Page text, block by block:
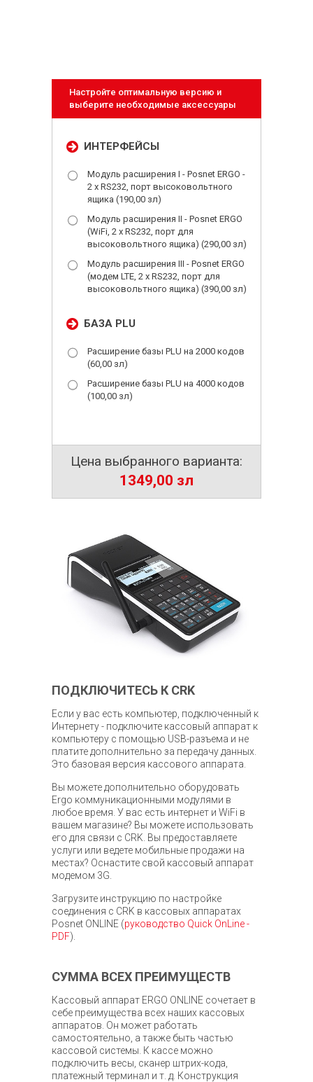
Настройте оптимальную версию и
выберите необходимые аксессуары
ИНТЕРФЕЙСЫ
Модуль расширения I - Posnet ERGO -
2 x RS232, порт высоковольтного
ящика (190,00 зл)
Модуль расширения II - Posnet ERGO
(WiFi, 2 x RS232, порт для
высоковольтного ящика) (290,00 зл)
Модуль расширения III - Posnet ERGO
(модем LTE, 2 x RS232, порт для
высоковольтного ящика) (390,00 зл)
БАЗА PLU
Расширение базы PLU на 2000 кодов
(60,00 зл)
Расширение базы PLU на 4000 кодов
(100,00 зл)
Цена выбранного варианта:
1349,00 зл
ПОДКЛЮЧИТЕСЬ К CRK
Если у вас есть компьютер, подключенный к
Интернету - подключите кассовый аппарат к
компьютеру с помощью USB-разъема и не
платите дополнительно за передачу данных.
Это базовая версия кассового аппарата.
Вы можете дополнительно оборудовать
Ergo коммуникационными модулями в
любое время. У вас есть интернет и WiFi в
вашем магазине? Вы можете использовать
его для связи с CRK. Вы предоставляете
услуги или ведете мобильные продажи на
местах? Оснастите свой кассовый аппарат
модемом 3G.
Загрузите инструкцию по настройке
соединения с CRK в кассовых аппаратах
Posnet ONLINE (руководство Quick OnLine -
PDF).
СУММА ВСЕХ ПРЕИМУЩЕСТВ
Кассовый аппарат ERGO ONLINE сочетает в
себе преимущества всех наших кассовых
аппаратов. Он может работать
самостоятельно, а также быть частью
кассовой системы. К кассе можно
подключить весы, сканер штрих-кода,
платежный терминал и т. д. Конструкция